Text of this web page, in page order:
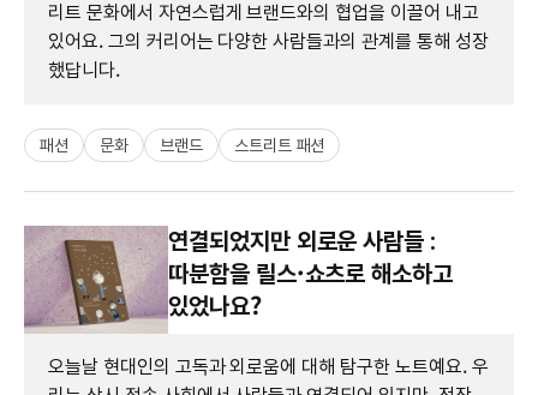
리트 문화에서 자연스럽게 브랜드와의 협업을 이끌어 내고
있어요. 그의 커리어는 다양한 사람들과의 관계를 통해 성장
했답니다.
패션 문화 브랜드 스트리트 패션
연결되었지만 외로운 사람들 :
따분함을 릴스·쇼츠로 해소하고
있었나요?
오늘날 현대인의 고독과 외로움에 대해 탐구한 노트예요. 우